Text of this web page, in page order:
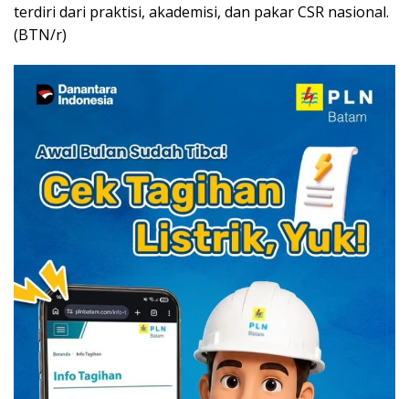
terdiri dari praktisi, akademisi, dan pakar CSR nasional.
(BTN/r)